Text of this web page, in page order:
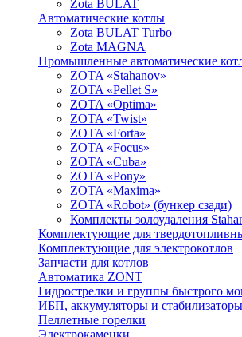
Zota BULAT
Автоматические котлы
Zota BULAT Turbo
Zota MAGNA
Промышленные автоматические
ZOTA «Stahanov»
ZOTA «Pellet S»
ZOTA «Optima»
ZOTA «Twist»
ZOTA «Forta»
ZOTA «Focus»
ZOTA «Cuba»
ZOTA «Pony»
ZOTA «Maxima»
ZOTA «Robot» (бункер сзади)
Комплекты золоудаления
Комплектующие для
Комплектующие для электрокотлов
Запчасти для котлов
Автоматика ZONT
Гидрострелки и группы быстрого
ИБП, аккумуляторы и стабилизаторы
Пеллетные горелки
Электрокаменки